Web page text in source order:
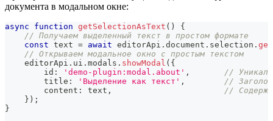
документа в модальном окне:
async function getSelectionAsText ( )
{
// Получаем выделенный текст в простом формате
const text = await editorApi . document . selection .
// Открываем модальное окно с простым текстом
    editorApi
. ui . modals . showModal ( {
        id
: 'demo-plugin:modal.about' ,
//
        title
: 'Выделение как текст' ,
//
        content
: text ,
//
} ) ;
}